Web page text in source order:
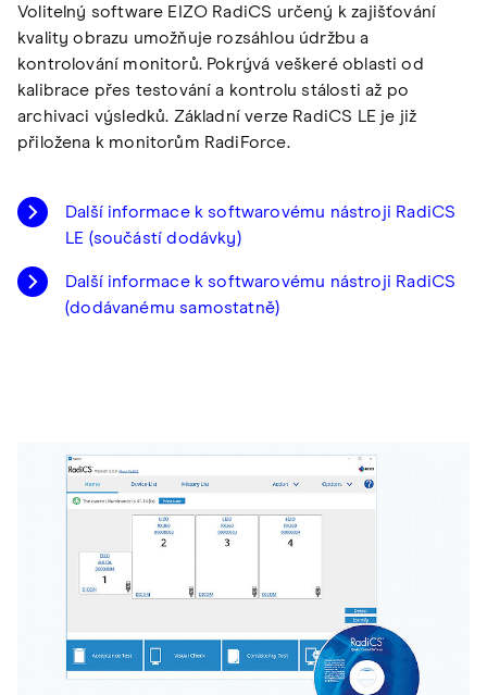
Volitelný software EIZO RadiCS určený k zajišťování
kvality obrazu umožňuje rozsáhlou údržbu a
kontrolování monitorů. Pokrývá veškeré oblasti od
kalibrace přes testování a kontrolu stálosti až po
archivaci výsledků. Základní verze RadiCS LE je již
přiložena k monitorům RadiForce.
Další informace k softwarovému nástroji RadiCS
LE (součástí dodávky)
Další informace k softwarovému nástroji RadiCS
(dodávanému samostatně)